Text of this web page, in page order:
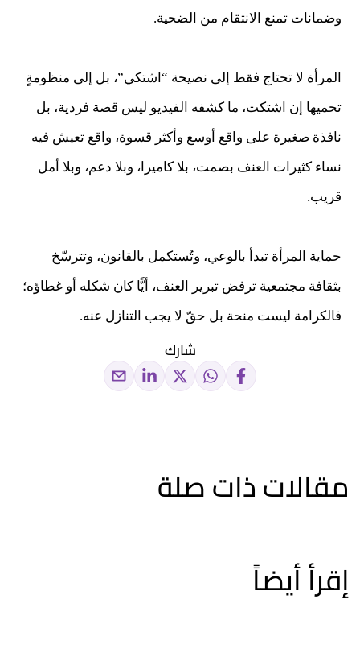
وضمانات تمنع الانتقام من الضحية.
المرأة لا تحتاج فقط إلى نصيحة “اشتكي”، بل إلى منظومةٍ
تحميها إن اشتكت، ما كشفه الفيديو ليس قصة فردية، بل
نافذة صغيرة على واقع أوسع وأكثر قسوة، واقع تعيش فيه
نساء كثيرات العنف بصمت، بلا كاميرا، وبلا دعم، وبلا أمل
قريب.
حماية المرأة تبدأ بالوعي، وتُستكمل بالقانون، وتترسّخ
بثقافة مجتمعية ترفض تبرير العنف، أيًّا كان شكله أو غطاؤه؛
فالكرامة ليست منحة بل حقّ لا يجب التنازل عنه.
شارك
مقالات ذات صلة
إقرأ أيضاً